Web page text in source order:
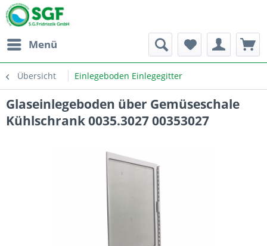
Menü
Übersicht Einlegeboden Einlegegitter
Glaseinlegeboden über Gemüseschale
Kühlschrank 0035.3027 00353027